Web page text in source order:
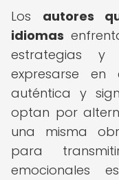
Los autores
idiomas
estrategias y
expresarse
auténtica y
optan por
una misma
para
emocionales